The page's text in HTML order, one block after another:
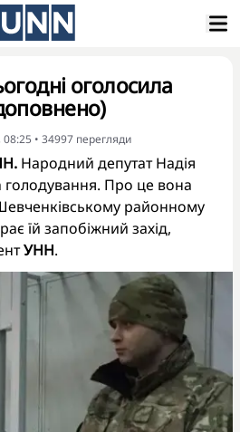
оголосила
08:25 • 34997 перегляди
Народний депутат Надія
голодування. Про це вона
районному
їй запобіжний захід,
УНН.